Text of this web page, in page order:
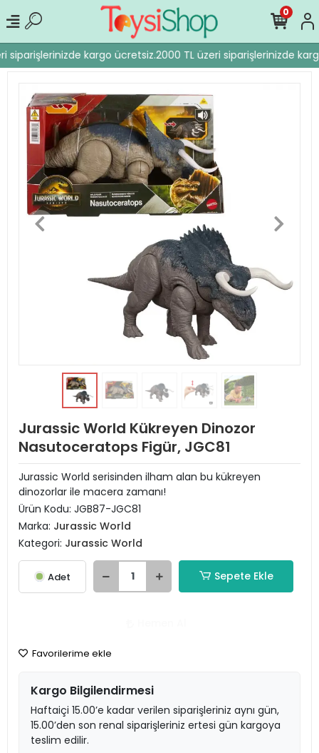
siparişlerinizde kargo ücretsiz.2000 TL üzeri siparişlerinizde
0
Jurassic World Kükreyen Dinozor
Nasutoceratops Figür, JGC81
Jurassic World serisinden ilham alan bu kükreyen
dinozorlar ile macera zamanı!
Ürün Kodu: JGB87-JGC81
Marka: Jurassic World
Kategori: Jurassic World
Adet Sepete Ekle
Favorilerime ekle
Kargo Bilgilendirmesi
Haftaiçi 15.00’e kadar verilen siparişleriniz aynı gün,
15.00’den son renal siparişleriniz ertesi gün kargoya
teslim edilir.